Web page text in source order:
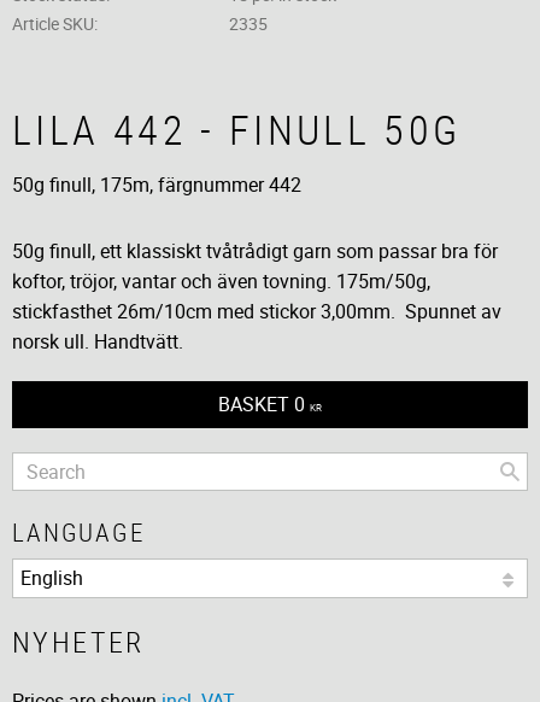
Article SKU
2335
LILA 442 - FINULL 50G
50g finull, 175m, färgnummer 442
50g finull, ett klassiskt tvåtrådigt garn som passar bra för
koftor, tröjor, vantar och även tovning. 175m/50g,
stickfasthet 26m/10cm med stickor 3,00mm. Spunnet av
norsk ull. Handtvätt.
BASKET 0 KR
LANGUAGE
NYHETER